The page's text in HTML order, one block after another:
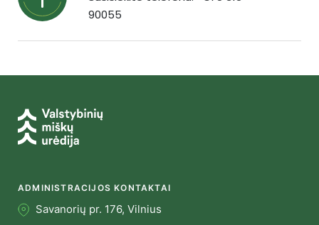
90055
ADMINISTRACIJOS KONTAKTAI
Savanorių pr. 176, Vilnius